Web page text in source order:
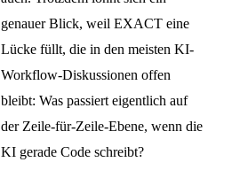
genauer Blick, weil EXACT eine
Lücke füllt, die in den meisten KI-
Workflow-Diskussionen offen
bleibt: Was passiert eigentlich auf
der Zeile-für-Zeile-Ebene, wenn die
KI gerade Code schreibt?